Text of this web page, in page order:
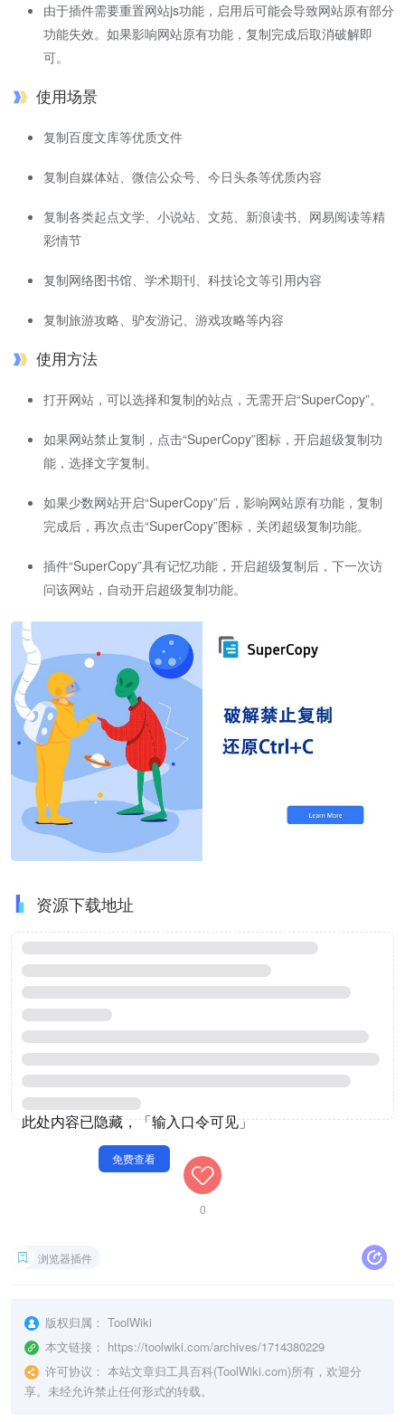
由于插件需要重置网站js功能，启用后可能会导致网站原有部分
功能失效。如果影响网站原有功能，复制完成后取消破解即
可。
使用场景
复制百度文库等优质文件
复制自媒体站、微信公众号、今日头条等优质内容
复制各类起点文学、小说站、文苑、新浪读书、网易阅读等精
彩情节
复制网络图书馆、学术期刊、科技论文等引用内容
复制旅游攻略、驴友游记、游戏攻略等内容
使用方法
打开网站，可以选择和复制的站点，无需开启“SuperCopy”。
如果网站禁止复制，点击“SuperCopy”图标，开启超级复制功
能，选择文字复制。
如果少数网站开启“SuperCopy”后，影响网站原有功能，复制
完成后，再次点击“SuperCopy”图标，关闭超级复制功能。
插件“SuperCopy”具有记忆功能，开启超级复制后，下一次访
问该网站，自动开启超级复制功能。
资源下载地址
0
浏览器插件
版权归属： ToolWiki
本文链接： https://toolwiki.com/archives/1714380229
许可协议： 本站文章归工具百科(ToolWiki.com)所有，欢迎分
享。未经允许禁止任何形式的转载。